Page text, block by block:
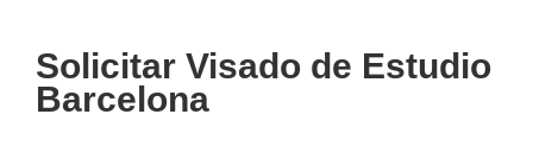
Solicitar Visado de Estudio
Barcelona